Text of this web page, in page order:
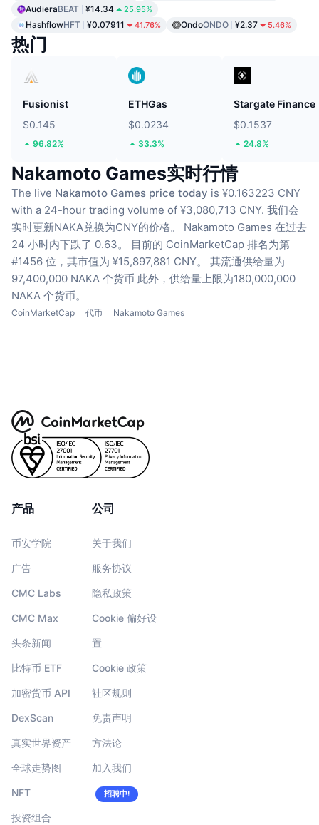
AudieraBEAT ¥14.34 25.95%
HashflowHFT ¥0.07911 41.76% OndoONDO ¥2.37 5.46%
热门
Fusionist
$0.145
96.82%
ETHGas
$0.0234
33.3%
Stargate Finance
$0.1537
24.8%
Nakamoto Games实时行情
The live Nakamoto Games price today is ¥0.163223 CNY
with a 24-hour trading volume of ¥3,080,713 CNY. 我们会
实时更新NAKA兑换为CNY的价格。
Nakamoto Games 在过去
24 小时内下跌了 0.63。
目前的 CoinMarketCap 排名为第
#1456 位，其市值为 ¥15,897,881 CNY。
其流通供给量为
97,400,000 NAKA 个货币 此外，供给量上限为180,000,000
NAKA 个货币。
CoinMarketCap 代币 Nakamoto Games
产品
币安学院
广告
CMC Labs
CMC Max
头条新闻
比特币 ETF
加密货币 API
DexScan
真实世界资产
全球走势图
NFT
投资组合
公司
关于我们
服务协议
隐私政策
Cookie 偏好设
置
Cookie 政策
社区规则
免责声明
方法论
加入我们
招聘中!